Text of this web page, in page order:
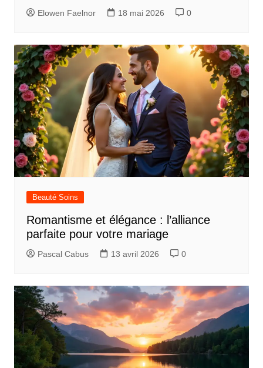
Elowen Faelnor 18 mai 2026 0
Beauté Soins
Romantisme et élégance : l’alliance
parfaite pour votre mariage
Pascal Cabus 13 avril 2026 0